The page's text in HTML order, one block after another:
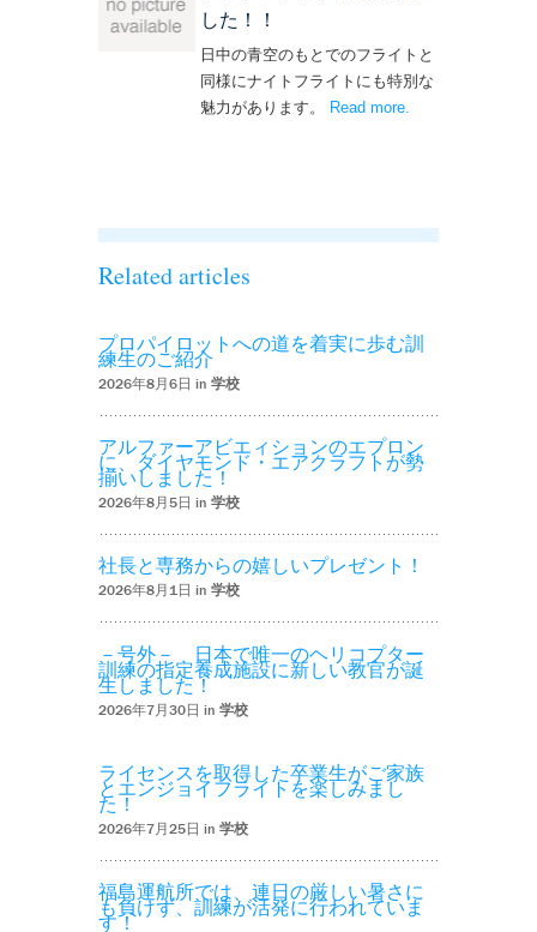
した！！
日中の青空のもとでのフライトと
同様にナイトフライトにも特別な
魅力があります。
Read more– ‘ナイトフライト
.
Related articles
プロパイロットへの道を着実に歩む訓
練生のご紹介
2026年8月6日 in 学校
アルファーアビエィションのエプロン
に、ダイヤモンド・エアクラフトが勢
揃いしました！
2026年8月5日 in 学校
社長と専務からの嬉しいプレゼント！
2026年8月1日 in 学校
－号外－ 日本で唯一のヘリコプター
訓練の指定養成施設に新しい教官が誕
生しました！
2026年7月30日 in 学校
ライセンスを取得した卒業生がご家族
とエンジョイフライトを楽しみまし
た！
2026年7月25日 in 学校
福島運航所では、連日の厳しい暑さに
も負けず、訓練が活発に行われていま
す！